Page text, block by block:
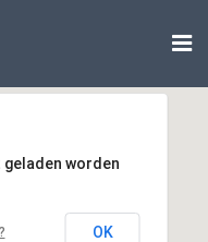

worden
OK